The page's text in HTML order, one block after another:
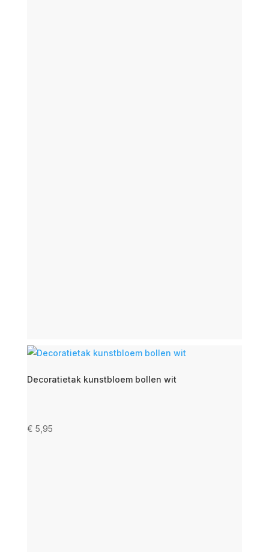
Decoratietak kunstbloem bollen wit
€ 5,95